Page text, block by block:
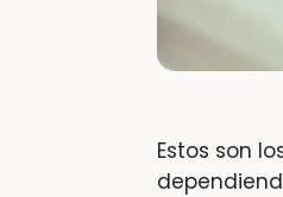
Estos son